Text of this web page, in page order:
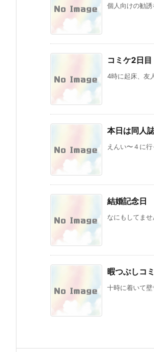
個人向けの勧
コミケ2日目
4時に起床、友
本日は同人
えんい〜４に
結婚記念日
なにもしてま
暇つぶしコ
十時に着いて